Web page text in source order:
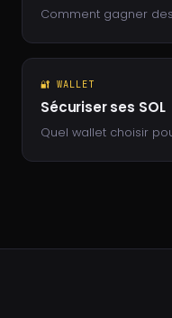
Comment gagner
🔐 WALLET
Sécuriser ses SOL
Quel wallet choisir